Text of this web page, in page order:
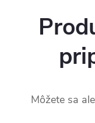
Môžete sa